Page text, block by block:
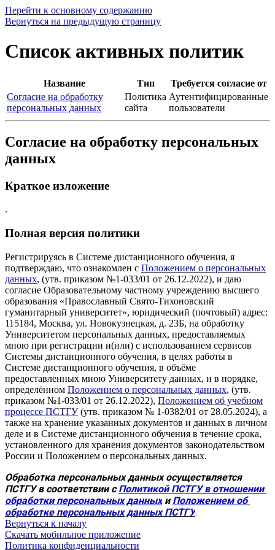
Перейти к основному содержанию
Вернуться на предыдущую страницу
Список активных политик
Название Тип
Требуется согласие от
Согласие на обработку
персональных данных
Политика
сайта
Аутентифицированные
пользователи
Согласие на обработку персональных
данных
Краткое изложение
.
Полная версия политики
Регистрируясь в Системе дистанционного обучения, я
подтверждаю, что ознакомлен с Положением о персональных
данных, (утв. приказом №1-033/01 от 26.12.2022), и даю
согласие Образовательному частному учреждению высшего
образования «Православный Свято-Тихоновский
гуманитарный университет», юридический (почтовый) адрес:
115184, Москва, ул. Новокузнецкая, д. 23Б, на обработку
Университетом персональных данных, предоставляемых
мною при регистрации и(или) с использованием сервисов
Системы дистанционного обучения, в целях работы в
Системе дистанционного обучения, в объёме
предоставленных мною Университету данных, и в порядке,
определённом Положением о персональных данных, (утв.
приказом №1-033/01 от 26.12.2022), Положением об учебном
процессе ПСТГУ(утв. приказом № 1-0382/01 от 28.05.2024), а
также на хранение указанных документов и данных в личном
деле и в Системе дистанционного обучения в течение срока,
установленного для хранения документов законодательством
России и Положением о персональных данных.
Обработка персональных данных осуществляется
ПСТГУ в соответствии с Политикой ПСТГУ в отношении
обработки персональных данных и Положением об
обработке персональных данных ПСТГУ.
Вернуться к началу
Скачать мобильное приложение
Политика конфиденциальности